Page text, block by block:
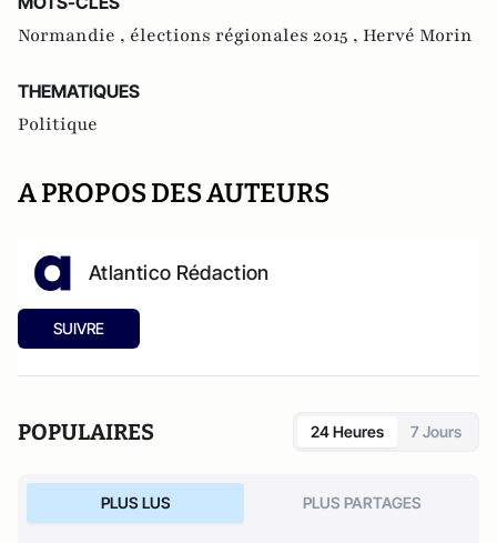
Normandie , élections régionales 2015 , Hervé Morin
THEMATIQUES
Politique
A PROPOS DES AUTEURS
Atlantico Rédaction
SUIVRE
POPULAIRES 24 Heures 7 Jours
PLUS LUS PLUS PARTAGES